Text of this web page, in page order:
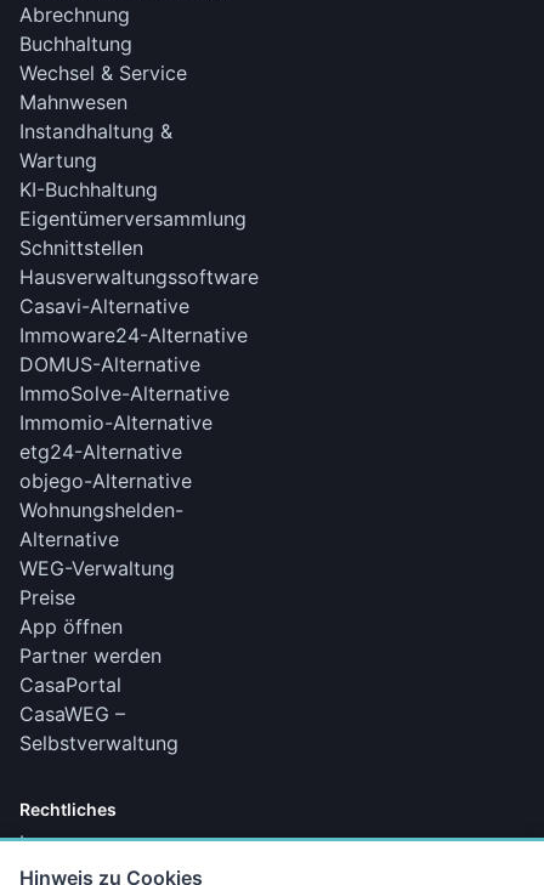
Abrechnung
Buchhaltung
Wechsel & Service
Mahnwesen
Instandhaltung &
Wartung
KI-Buchhaltung
Eigentümerversammlung
Schnittstellen
Hausverwaltungssoftware
Casavi-Alternative
Immoware24-Alternative
DOMUS-Alternative
ImmoSolve-Alternative
Immomio-Alternative
etg24-Alternative
objego-Alternative
Wohnungshelden-
Alternative
WEG-Verwaltung
Preise
App öffnen
Partner werden
CasaPortal
CasaWEG –
Selbstverwaltung
Rechtliches
Impressum
Datenschutz
Hinweis zu Cookies